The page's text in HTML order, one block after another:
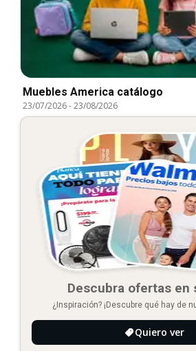
Muebles America catálogo
23/07/2026-23/08/2026
Descubra ofertas en
¿Inspiración? ¡Descubre qué hay de
Quiero ver